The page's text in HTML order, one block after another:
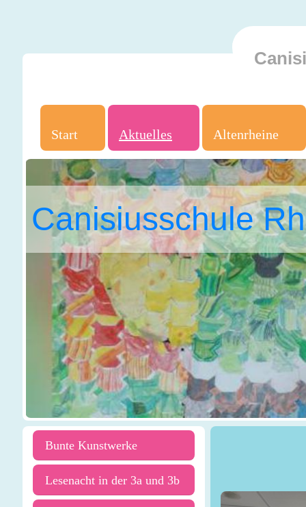
Start Aktuelles Altenrheine
Canisiusschule
Bunte Kunstwerke
Lesenacht in der 3a und 3b